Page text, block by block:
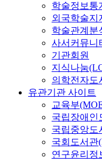
학술정보통
외국학술지
학술관계분
사서커뮤니
기관회원
지식나눔
의학전자도
유관기관 사이트
교육부
국립장애인
국립중앙도
국회도서관
연구윤리정